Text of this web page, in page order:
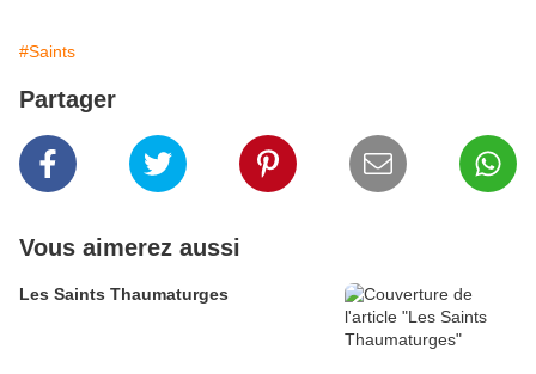
#Saints
Partager
Vous aimerez aussi
Les Saints Thaumaturges